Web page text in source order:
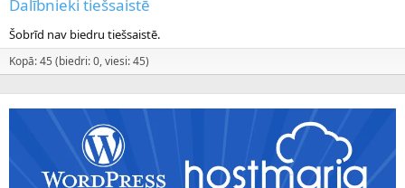
Dalībnieki tiešsaistē
Šobrīd nav biedru tiešsaistē.
Kopā: 45 (biedri: 0, viesi: 45)